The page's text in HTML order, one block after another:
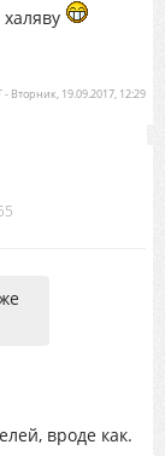
- Вторник, 19.09.2017, 12:29
вроде как.